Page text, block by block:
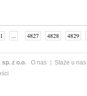
1 ... 4827 4828 4829
z o.o. O nas Staże u nas